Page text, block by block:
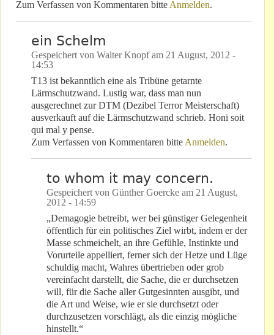
Zum Verfassen von Kommentaren bitte Anmelden.
ein Schelm
Gespeichert von Walter Knopfam 21 August, 2012 -
14:53
T13 ist bekanntlich eine als Tribüne getarnte
Lärmschutzwand. Lustig war, dass man nun
ausgerechnet zur DTM (Dezibel Terror Meisterschaft)
ausverkauft auf die Lärmschutzwand schrieb. Honi soit
qui mal y pense.
Zum Verfassen von Kommentaren bitte Anmelden.
to whom it may concern.
Gespeichert von Günther Goercke am 21 August,
2012 - 14:59
„Demagogie betreibt, wer bei günstiger Gelegenheit
öffentlich für ein politisches Ziel wirbt, indem er der
Masse schmeichelt, an ihre Gefühle, Instinkte und
Vorurteile appelliert, ferner sich der Hetze und Lüge
schuldig macht, Wahres übertrieben oder grob
vereinfacht darstellt, die Sache, die er durchsetzen
will, für die Sache aller Gutgesinnten ausgibt, und
die Art und Weise, wie er sie durchsetzt oder
durchzusetzen vorschlägt, als die einzig mögliche
hinstellt.“